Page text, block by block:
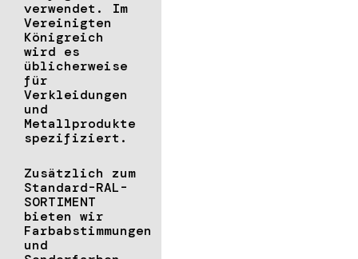
verwendet. Im
Vereinigten
Königreich
wird es
üblicherweise
für
Verkleidungen
und
Metallprodukte
spezifiziert.
Zusätzlich zum
Standard-RAL-
SORTIMENT
bieten wir
Farbabstimmungen
und